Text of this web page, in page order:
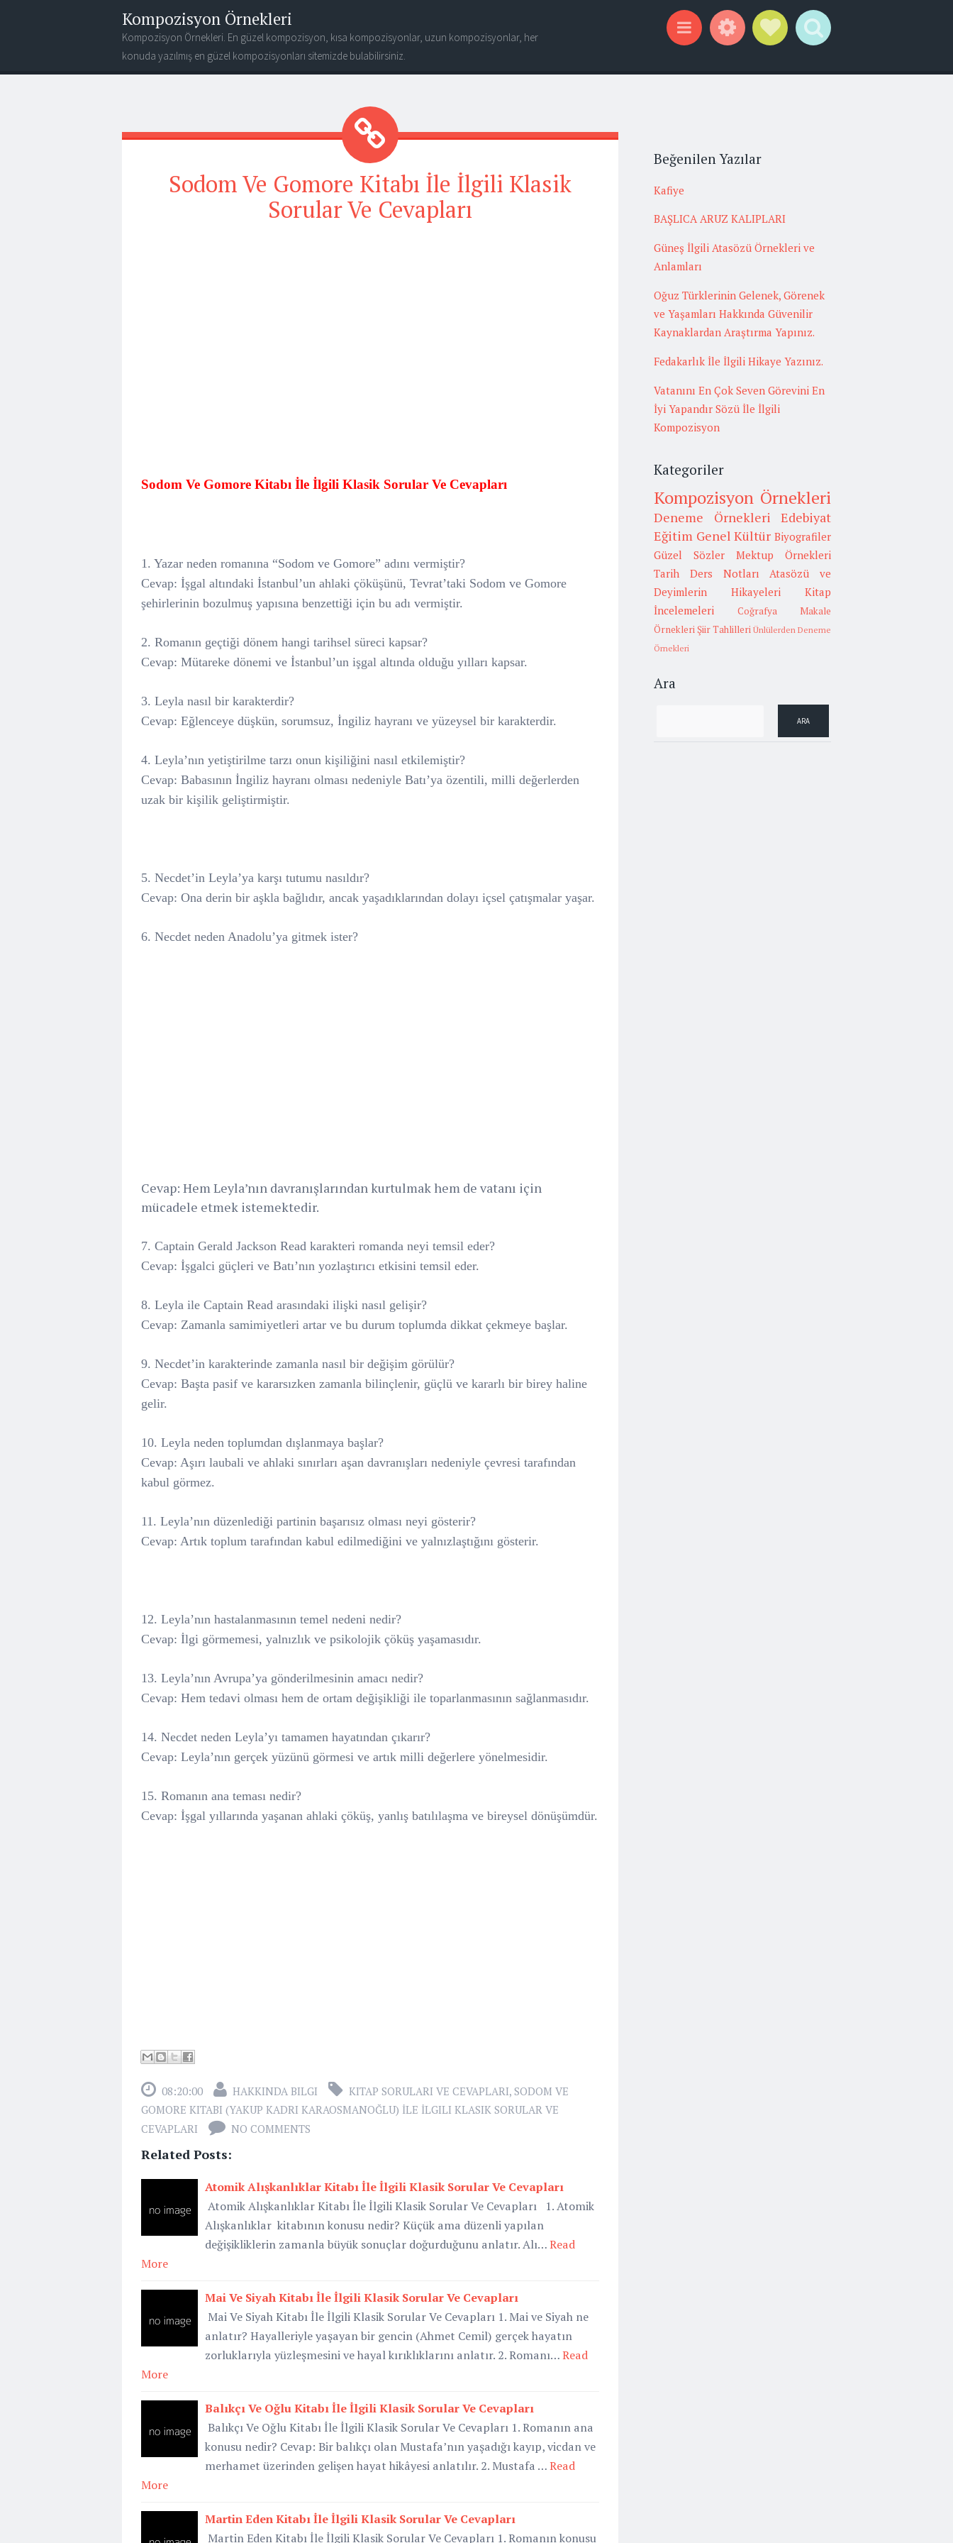
Kompozisyon Örnekleri
Kompozisyon Örnekleri. En güzel kompozisyon, kısa kompozisyonlar, uzun kompozisyonlar, her
konuda yazılmış en güzel kompozisyonları sitemizde bulabilirsiniz.
Sodom Ve Gomore Kitabı İle İlgili Klasik
Sorular Ve Cevapları
Sodom Ve Gomore Kitabı İle İlgili Klasik Sorular Ve Cevapları
1. Yazar neden romanına “Sodom ve Gomore” adını vermiştir?
Cevap: İşgal altındaki İstanbul’un ahlaki çöküşünü, Tevrat’taki Sodom ve Gomore
şehirlerinin bozulmuş yapısına benzettiği için bu adı vermiştir.
2. Romanın geçtiği dönem hangi tarihsel süreci kapsar?
Cevap: Mütareke dönemi ve İstanbul’un işgal altında olduğu yılları kapsar.
3. Leyla nasıl bir karakterdir?
Cevap: Eğlenceye düşkün, sorumsuz, İngiliz hayranı ve yüzeysel bir karakterdir.
4. Leyla’nın yetiştirilme tarzı onun kişiliğini nasıl etkilemiştir?
Cevap: Babasının İngiliz hayranı olması nedeniyle Batı’ya özentili, milli değerlerden
uzak bir kişilik geliştirmiştir.
5. Necdet’in Leyla’ya karşı tutumu nasıldır?
Cevap: Ona derin bir aşkla bağlıdır, ancak yaşadıklarından dolayı içsel çatışmalar yaşar.
6. Necdet neden Anadolu’ya gitmek ister?
Cevap: Hem Leyla’nın davranışlarından kurtulmak hem de vatanı için
mücadele etmek istemektedir.
7. Captain Gerald Jackson Read karakteri romanda neyi temsil eder?
Cevap: İşgalci güçleri ve Batı’nın yozlaştırıcı etkisini temsil eder.
8. Leyla ile Captain Read arasındaki ilişki nasıl gelişir?
Cevap: Zamanla samimiyetleri artar ve bu durum toplumda dikkat çekmeye başlar.
9. Necdet’in karakterinde zamanla nasıl bir değişim görülür?
Cevap: Başta pasif ve kararsızken zamanla bilinçlenir, güçlü ve kararlı bir birey haline
gelir.
10. Leyla neden toplumdan dışlanmaya başlar?
Cevap: Aşırı laubali ve ahlaki sınırları aşan davranışları nedeniyle çevresi tarafından
kabul görmez.
11. Leyla’nın düzenlediği partinin başarısız olması neyi gösterir?
Cevap: Artık toplum tarafından kabul edilmediğini ve yalnızlaştığını gösterir.
12. Leyla’nın hastalanmasının temel nedeni nedir?
Cevap: İlgi görmemesi, yalnızlık ve psikolojik çöküş yaşamasıdır.
13. Leyla’nın Avrupa’ya gönderilmesinin amacı nedir?
Cevap: Hem tedavi olması hem de ortam değişikliği ile toparlanmasının sağlanmasıdır.
14. Necdet neden Leyla’yı tamamen hayatından çıkarır?
Cevap: Leyla’nın gerçek yüzünü görmesi ve artık milli değerlere yönelmesidir.
15. Romanın ana teması nedir?
Cevap: İşgal yıllarında yaşanan ahlaki çöküş, yanlış batılılaşma ve bireysel dönüşümdür.
08:20:00 HAKKINDA BILGI KITAP SORULARI VE CEVAPLARI, SODOM VE
GOMORE KITABI (YAKUP KADRI KARAOSMANOĞLU) İLE İLGILI KLASIK SORULAR VE
CEVAPLARI
NO COMMENTS
Related Posts:
Atomik Alışkanlıklar Kitabı İle İlgili Klasik Sorular Ve Cevapları
Atomik Alışkanlıklar Kitabı İle İlgili Klasik Sorular Ve Cevapları 1. Atomik
Alışkanlıklar kitabının konusu nedir? Küçük ama düzenli yapılan
değişikliklerin zamanla büyük sonuçlar doğurduğunu anlatır. Alı…Read
More
Mai Ve Siyah Kitabı İle İlgili Klasik Sorular Ve Cevapları
Mai Ve Siyah Kitabı İle İlgili Klasik Sorular Ve Cevapları 1. Mai ve Siyah ne
anlatır? Hayalleriyle yaşayan bir gencin (Ahmet Cemil) gerçek hayatın
zorluklarıyla yüzleşmesini ve hayal kırıklıklarını anlatır. 2. Romanı…Read
More
Balıkçı Ve Oğlu Kitabı İle İlgili Klasik Sorular Ve Cevapları
Balıkçı Ve Oğlu Kitabı İle İlgili Klasik Sorular Ve Cevapları 1. Romanın ana
konusu nedir? Cevap: Bir balıkçı olan Mustafa’nın yaşadığı kayıp, vicdan ve
merhamet üzerinden gelişen hayat hikâyesi anlatılır. 2. Mustafa …Read
More
Martin Eden Kitabı İle İlgili Klasik Sorular Ve Cevapları
Martin Eden Kitabı İle İlgili Klasik Sorular Ve Cevapları 1. Romanın konusu
Beğenilen Yazılar
Kafiye
BAŞLICA ARUZ KALIPLARI
Güneş İlgili Atasözü Örnekleri ve
Anlamları
Oğuz Türklerinin Gelenek, Görenek
ve Yaşamları Hakkında Güvenilir
Kaynaklardan Araştırma Yapınız.
Fedakarlık İle İlgili Hikaye Yazınız.
Vatanını En Çok Seven Görevini En
İyi Yapandır Sözü İle İlgili
Kompozisyon
Kategoriler
Kompozisyon Örnekleri
Deneme Örnekleri
Edebiyat
Eğitim Genel Kültür Biyografiler
Güzel Sözler
Mektup Örnekleri
Tarih
Ders Notları
Atasözü ve
Deyimlerin Hikayeleri
Kitap
İncelemeleri
Coğrafya
Makale
Örnekleri Şiir Tahlilleri Ünlülerden Deneme
Örnekleri
Ara